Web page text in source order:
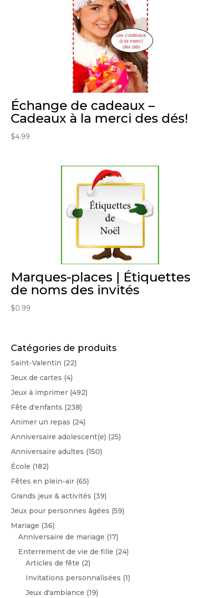
Échange de cadeaux –
Cadeaux à la merci des dés!
$4.99
Marques-places | Étiquettes
de noms des invités
$0.99
Catégories de produits
Saint-Valentin (22)
Jeux de cartes (4)
Jeux à imprimer (492)
Fête d'enfants (238)
Animer un repas (24)
Anniversaire adolescent(e) (25)
Anniversaire adultes (150)
École (182)
Fêtes en plein-air (65)
Grands jeux & activités (39)
Jeux pour personnes âgées (59)
Mariage (36)
Anniversaire de mariage (17)
Enterrement de vie de fille (24)
Articles de fête (2)
Invitations personnalisées (1)
Jeux d'ambiance (19)